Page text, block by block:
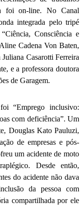
foi on-line. No Canal
integrada pelo tripé
Consciência e
Cadena Von Baten,
Casarotti Ferreira
e a professora doutora
de Garagem.
“Emprego inclusivo:
com deficiência”. Um
Douglas Kato Pauluzi,
de empresas e pós-
um acidente de moto
Desde então,
do acidente não dava
da pessoa com
compartilhada por ele